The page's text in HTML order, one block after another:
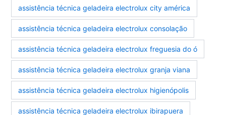
assistência técnica geladeira electrolux city américa
assistência técnica geladeira electrolux consolação
assistência técnica geladeira electrolux freguesia do ó
assistência técnica geladeira electrolux granja viana
assistência técnica geladeira electrolux higienópolis
assistência técnica geladeira electrolux ibirapuera